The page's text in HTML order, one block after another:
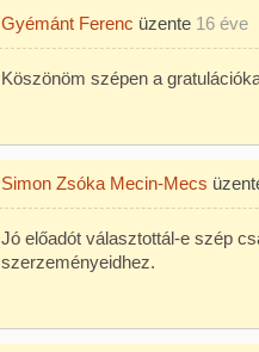
Gyémánt Ferenc üzente 16 éve
Köszönöm szépen a
Simon Zsóka Mecin-Mecs
Jó előadót választottál-e szép
szerzeményeidhez.